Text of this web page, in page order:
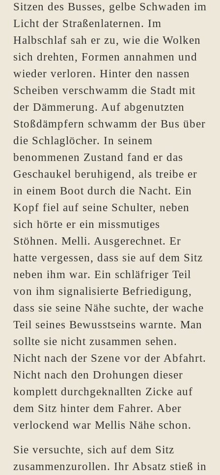
Sitzen des Busses, gelbe Schwaden im
Licht der Straßenlaternen. Im
Halbschlaf sah er zu, wie die Wolken
sich drehten, Formen annahmen und
wieder verloren. Hinter den nassen
Scheiben verschwamm die Stadt mit
der Dämmerung. Auf abgenutzten
Stoßdämpfern schwamm der Bus über
die Schlaglöcher. In seinem
benommenen Zustand fand er das
Geschaukel beruhigend, als treibe er
in einem Boot durch die Nacht. Ein
Kopf fiel auf seine Schulter, neben
sich hörte er ein missmutiges
Stöhnen. Melli. Ausgerechnet. Er
hatte vergessen, dass sie auf dem Sitz
neben ihm war. Ein schläfriger Teil
von ihm signalisierte Befriedigung,
dass sie seine Nähe suchte, der wache
Teil seines Bewusstseins warnte. Man
sollte sie nicht zusammen sehen.
Nicht nach der Szene vor der Abfahrt.
Nicht nach den Drohungen dieser
komplett durchgeknallten Zicke auf
dem Sitz hinter dem Fahrer. Aber
verlockend war Mellis Nähe schon.
Sie versuchte, sich auf dem Sitz
zusammenzurollen. Ihr Absatz stieß in